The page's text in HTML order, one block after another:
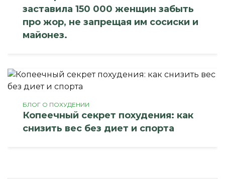
заставила 150 000 женщин забыть
про жор, не запрещая им сосиски и
майонез.
БЛОГ О ПОХУДЕНИИ
Копеечный секрет похудения: как
снизить вес без диет и спорта